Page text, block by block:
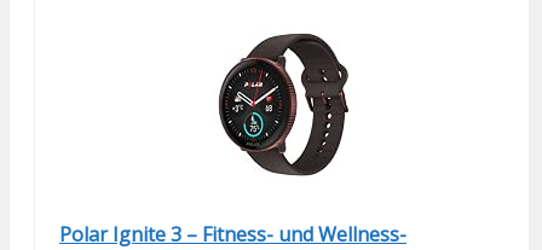
Polar Ignite 3 – Fitness- und Wellness-